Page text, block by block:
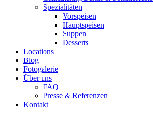
Spezialitäten
Vorspeisen
Hauptspeisen
Suppen
Desserts
Locations
Blog
Fotogalerie
Über uns
FAQ
Presse & Referenzen
Kontakt